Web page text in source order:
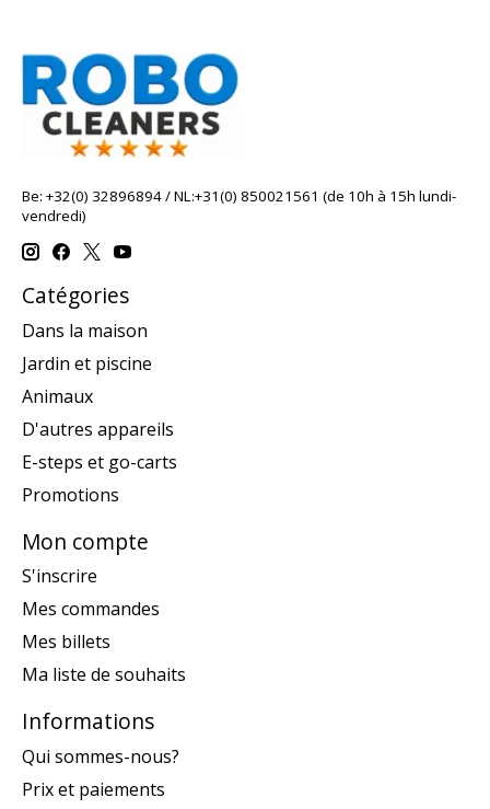
Be: +32(0) 32896894 / NL:+31(0) 850021561 (de 10h à 15h lundi-
vendredi)
Catégories
Dans la maison
Jardin et piscine
Animaux
D'autres appareils
E-steps et go-carts
Promotions
Mon compte
S'inscrire
Mes commandes
Mes billets
Ma liste de souhaits
Informations
Qui sommes-nous?
Prix et paiements